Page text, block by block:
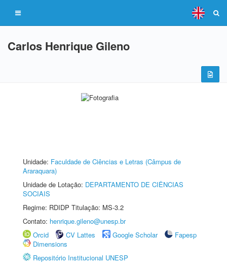
Carlos Henrique Gileno
Unidade: Faculdade de Ciências e Letras (Câmpus de
Araraquara)
Unidade de Lotação: DEPARTAMENTO DE CIÊNCIAS
SOCIAIS
Regime: RDIDP Titulação: MS-3.2
Contato: henrique.gileno@unesp.br
Orcid
CV Lattes Google Scholar
Fapesp
Dimensions
Repositório Institucional UNESP